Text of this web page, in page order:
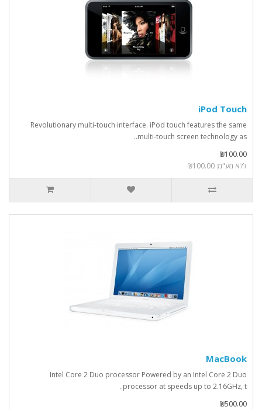
iPod Touch
Revolutionary multi-touch interface. iPod touch features the same
multi-touch screen technology as..
₪100.00
ללא מע"מ: ₪100.00
MacBook
Intel Core 2 Duo processor Powered by an Intel Core 2 Duo
processor at speeds up to 2.16GHz, t..
₪500.00